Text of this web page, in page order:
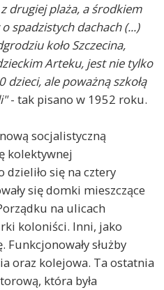
drugiej plaża, a środkiem
spadzistych dachach (...)
koło Szczecina,
Arteku, jest nie tylko
ale poważną szkołą
- tak pisano w 1952 roku.
socjalistyczną
kolektywnej
dzieliło się na cztery
się domki mieszczące
na ulicach
koloniści. Inni, jako
służby
oraz kolejowa. Ta ostatnia
która była